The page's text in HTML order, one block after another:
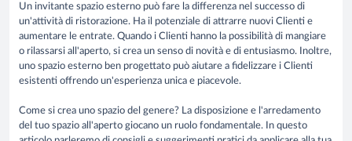
Un invitante spazio esterno può fare la differenza nel successo di
un'attività di ristorazione. Ha il potenziale di attrarre nuovi Clienti e
aumentare le entrate. Quando i Clienti hanno la possibilità di mangiare
o rilassarsi all'aperto, si crea un senso di novità e di entusiasmo. Inoltre,
uno spazio esterno ben progettato può aiutare a fidelizzare i Clienti
esistenti offrendo un'esperienza unica e piacevole.
Come si crea uno spazio del genere? La disposizione e l'arredamento
del tuo spazio all'aperto giocano un ruolo fondamentale. In questo